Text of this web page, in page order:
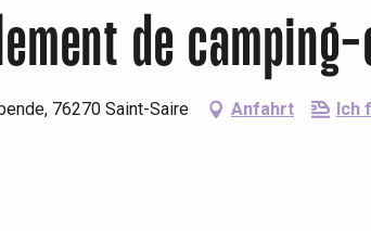
de
76270 Saint-Saire Anfahrt Ich